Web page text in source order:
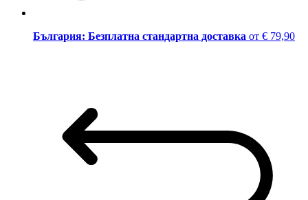
България: Безплатна стандартна доставка от € 79,90